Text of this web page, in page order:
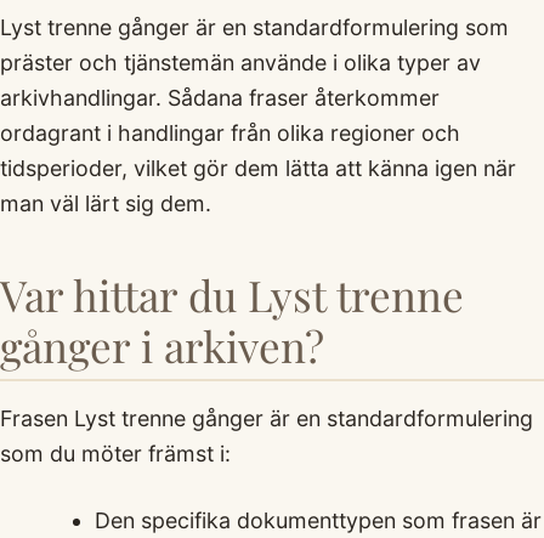
Lyst trenne gånger är en standardformulering som
präster och tjänstemän använde i olika typer av
arkivhandlingar. Sådana fraser återkommer
ordagrant i handlingar från olika regioner och
tidsperioder, vilket gör dem lätta att känna igen när
man väl lärt sig dem.
Var hittar du Lyst trenne
gånger i arkiven?
Frasen Lyst trenne gånger är en standardformulering
som du möter främst i:
Den specifika dokumenttypen som frasen är